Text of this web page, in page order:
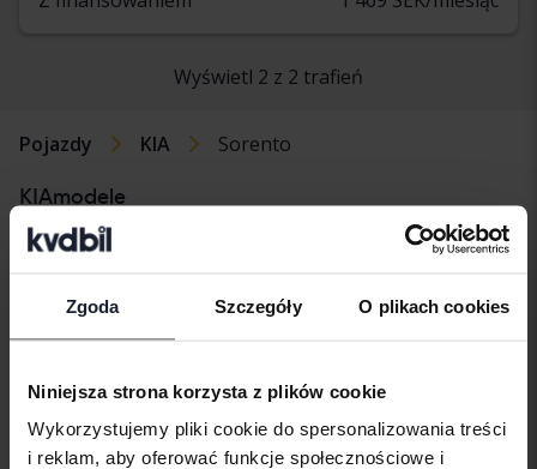
Zgoda Szczegóły O plikach cookies
Niniejsza strona korzysta z plików cookie
Wykorzystujemy pliki cookie do spersonalizowania treści
i reklam, aby oferować funkcje społecznościowe i
Wyświetl 2 z 2 trafień
Pojazdy KIA Sorento
KIAmodele
KIA Cee’d
KIA Niro
KIA Soul